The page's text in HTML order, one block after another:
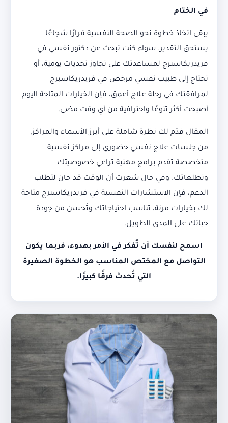
في الختام
يبقى اتخاذ خطوة نحو الصحة النفسية قرارًا شجاعًا
يستحق التقدير. سواء كنت تبحث عن دكتور نفسي في
فريدريكاسبرج لمساعدتك على تجاوز تحديات يومية، أو
تحتاج إلى طبيب نفسي مرخص في فريدريكاسبرج
لمرافقتك في رحلة علاج أعمق، فإن الخيارات المتاحة اليوم
أصبحت أكثر تنوعًا واحترافية من أي وقت مضى.
المقال قدّم لك نظرة شاملة على أبرز الأسماء والمراكز،
من جلسات علاج نفسي حضوري إلى مراكز نفسية
متخصصة تقدم برامج مهنية تراعي خصوصيتك
وتطلعاتك. وفي حال شعرت أن الوقت قد حان لتطلب
الدعم، فإن الاستشارات النفسية في فريدريكاسبرج متاحة
لك بخيارات مرنة، تناسب احتياجاتك وتُحسن من جودة
حياتك على المدى الطويل.
اسمح لنفسك أن تُفكر في الأمر بهدوء، فربما يكون
التواصل مع المختص المناسب هو الخطوة الصغيرة
التي تُحدث فرقًا كبيرًا.